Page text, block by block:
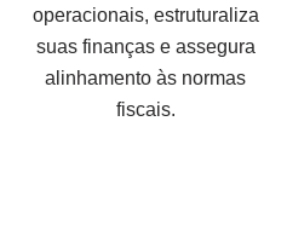
operacionais, estruturaliza
suas finanças e assegura
alinhamento às normas
fiscais.